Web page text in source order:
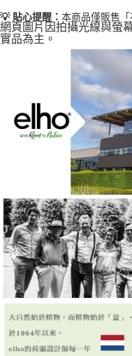
💡 貼心提醒： 本商品僅販售
網頁圖片因拍攝光線與螢
實品為主。